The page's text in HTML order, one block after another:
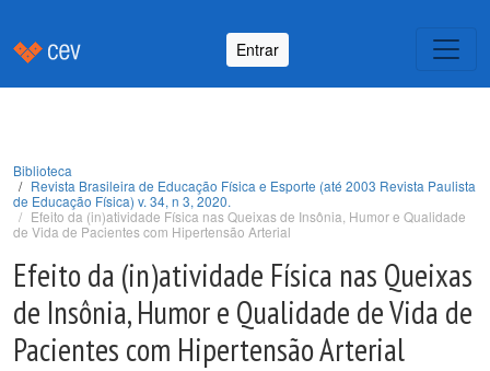
Entrar
Biblioteca
Revista Brasileira de Educação Física e Esporte (até 2003 Revista Paulista
de Educação Física) v. 34, n 3, 2020.
Efeito da (in)atividade Física nas Queixas de Insônia, Humor e Qualidade
de Vida de Pacientes com Hipertensão Arterial
Efeito da (in)atividade Física nas Queixas
de Insônia, Humor e Qualidade de Vida de
Pacientes com Hipertensão Arterial